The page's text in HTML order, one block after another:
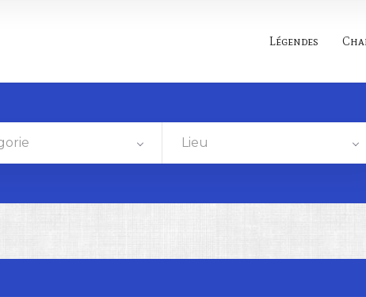
Légendes
Lieu